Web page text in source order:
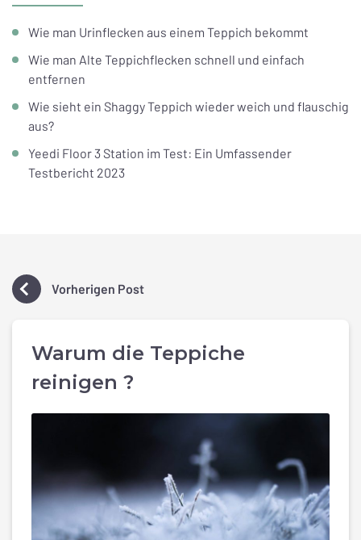
Wie man Urinflecken aus einem Teppich bekommt
Wie man Alte Teppichflecken schnell und einfach
entfernen
Wie sieht ein Shaggy Teppich wieder weich und flauschig
aus?
Yeedi Floor 3 Station im Test: Ein Umfassender
Testbericht 2023
Vorherigen Post
Warum die Teppiche
reinigen ?